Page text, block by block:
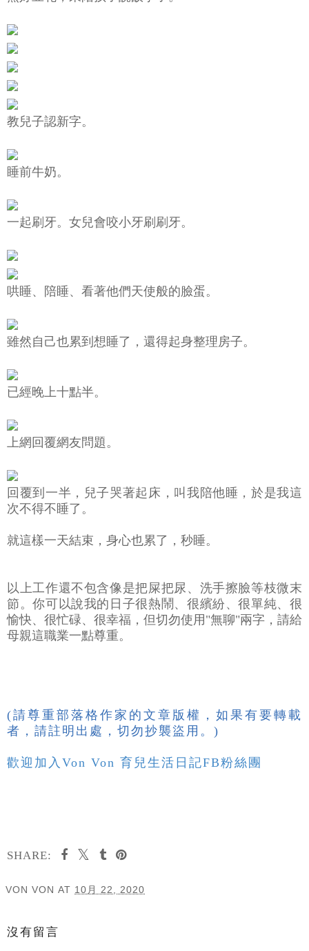
教兒子認新字。
睡前牛奶。
一起刷牙。女兒會咬小牙刷刷牙。
哄睡、陪睡、看著他們天使般的臉蛋。
雖然自己也累到想睡了，還得起身整理房子。
已經晚上十點半。
上網回覆網友問題。
回覆到一半，兒子哭著起床，叫我陪他睡，於是我這
次不得不睡了。
就這樣一天結束，身心也累了，秒睡。
以上工作還不包含像是把屎把尿、洗手擦臉等枝微末
節。你可以說我的日子很熱鬧、很繽紛、很單純、很
愉快、很忙碌、很幸福，但切勿使用"無聊"兩字，請給
母親這職業一點尊重。
(請尊重部落格作家的文章版權，如果有要轉載
者，請註明出處，切勿抄襲盜用。)
歡迎加入Von Von 育兒生活日記FB粉絲團
SHARE:
VON VON AT 10月 22, 2020
沒有留言